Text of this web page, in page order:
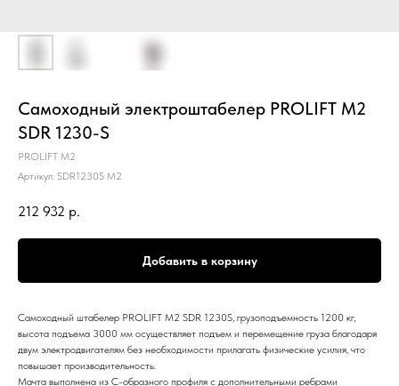
Самоходный электроштабелер PROLIFT M2
SDR 1230-S
PROLIFT M2
Артикул: SDR1230S M2
212 932 р.
Добавить в корзину
Самоходный штабелер PROLIFT M2 SDR 1230S, грузоподъемность 1200 кг,
высота подъема 3000 мм осуществляет подъем и перемещение груза благодаря
двум электродвигателям без необходимости прилагать физические усилия, что
повышает производительность.
Мачта выполнена из С-образного профиля с дополнительными ребрами